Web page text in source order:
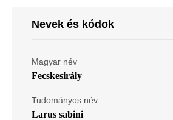
Nevek és kódok
Magyar név
Fecskesirály
Tudományos név
Larus sabini